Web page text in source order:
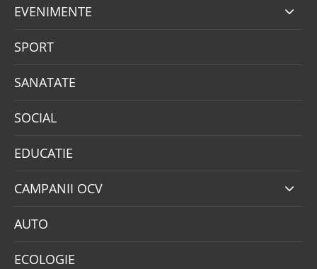
EVENIMENTE
SPORT
SANATATE
SOCIAL
EDUCATIE
CAMPANII OCV
AUTO
ECOLOGIE